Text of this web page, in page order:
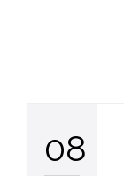
08